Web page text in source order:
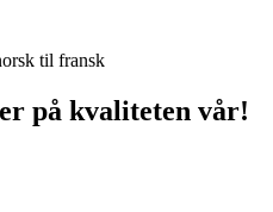
til fransk
på kvaliteten vår!